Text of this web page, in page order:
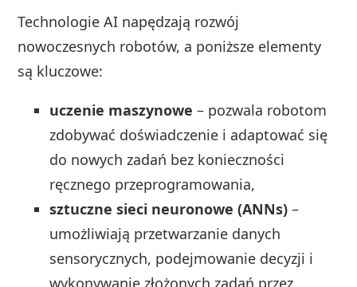
Technologie AI napędzają rozwój
nowoczesnych robotów, a poniższe elementy
są kluczowe:
uczenie maszynowe – pozwala robotom
zdobywać doświadczenie i adaptować się
do nowych zadań bez konieczności
ręcznego przeprogramowania,
sztuczne sieci neuronowe (ANNs) –
umożliwiają przetwarzanie danych
sensorycznych, podejmowanie decyzji i
wykonywanie złożonych zadań przez